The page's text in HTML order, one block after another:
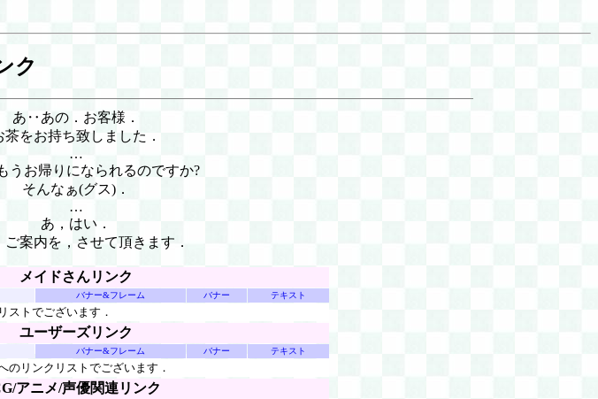
ク
あ‥あの．お客様．
茶をお持ち致しました．
…
うお帰りになられるのですか?
そんなぁ(グス)．
…
あ，はい．
ご案内を，させて頂きます．
メイドさんリンク
バナー&フレーム バナー テキスト
ストでございます．
ユーザーズリンク
バナー&フレーム バナー テキスト
のリンクリストでございます．
アニメ/声優関連リンク